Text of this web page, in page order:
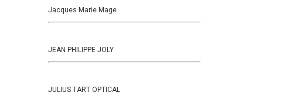
Jacques Marie Mage
JEAN PHILIPPE JOLY
JULIUS TART OPTICAL